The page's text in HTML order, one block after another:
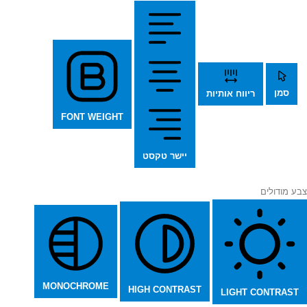
סמן ריווח אותיות
יישר טקסט
FONT WEIGHT
צבע מודולים
LIGHT CONTRAST
HIGH CONTRAST
MONOCHROME